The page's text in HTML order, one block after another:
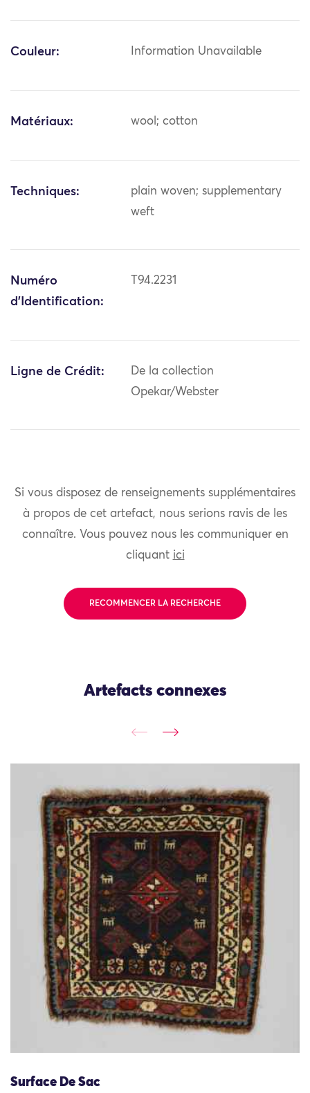
Couleur: Information Unavailable
Matériaux: wool; cotton
Techniques:
plain woven; supplementary
weft
Numéro
d'Identification:
T94.2231
Ligne de Crédit:
De la collection
Opekar/Webster
Si vous disposez de renseignements supplémentaires
à propos de cet artefact, nous serions ravis de les
connaître. Vous pouvez nous les communiquer en
cliquant ici
RECOMMENCER LA RECHERCHE
Artefacts connexes
Surface De Sac